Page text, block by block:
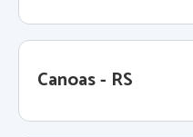
Canoas - RS